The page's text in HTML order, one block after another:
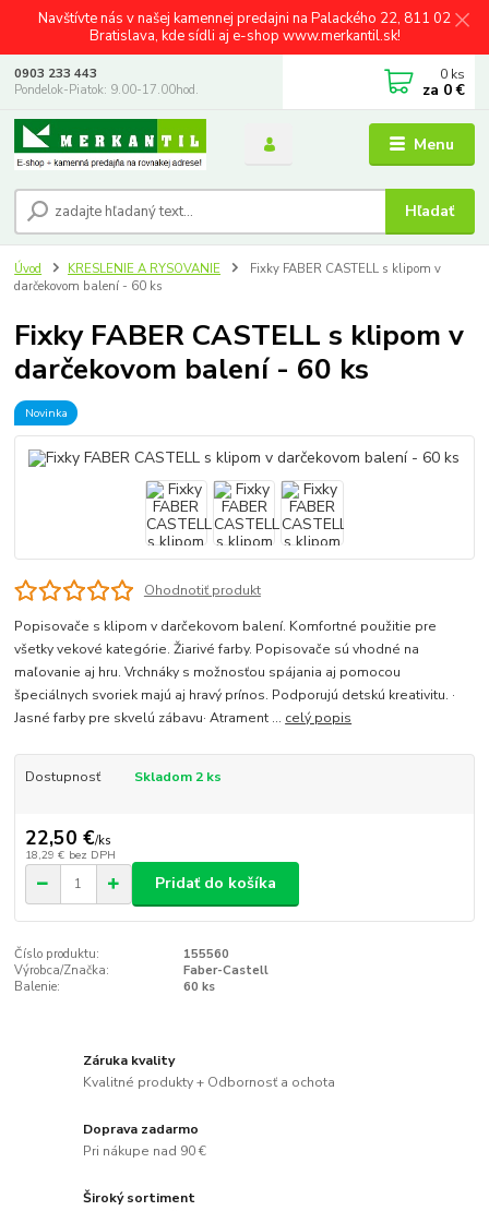
Navštívte nás v našej kamennej predajni na Palackého 22, 811 02
Bratislava, kde sídli aj e-shop www.merkantil.sk!
Menu
Hľadať
0903 233 443
Pondelok-Piatok: 9.00-17.00hod.
0 ks
za 0 €
Úvod KRESLENIE A RYSOVANIE
Fixky FABER CASTELL s klipom v
darčekovom balení - 60 ks
Fixky FABER CASTELL s klipom v
darčekovom balení - 60 ks
Novinka
Ohodnotiť produkt
Popisovače s klipom v darčekovom balení. Komfortné použitie pre
všetky vekové kategórie. Žiarivé farby. Popisovače sú vhodné na
maľovanie aj hru. Vrchnáky s možnosťou spájania aj pomocou
špeciálnych svoriek majú aj hravý prínos. Podporujú detskú kreativitu. ·
Jasné farby pre skvelú zábavu· Atrament ... celý popis
Dostupnosť Skladom 2 ks
22,50 €/ks
18,29 € bez DPH
Pridať do košíka
Číslo produktu:
155560
Výrobca/Značka:
Faber-Castell
Balenie:
60 ks
Záruka kvality
Kvalitné produkty + Odbornosť a ochota
Doprava zadarmo
Pri nákupe nad 90 €
Široký sortiment